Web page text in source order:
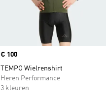
Price
€ 100
TEMPO Wielrenshirt
Heren Performance
3 kleuren